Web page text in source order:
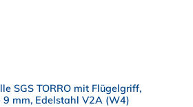
SGS TORRO mit Flügelgriff,
9 mm, Edelstahl V2A (W4)